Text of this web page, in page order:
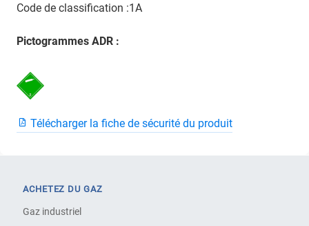
Code de classification :1A
Pictogrammes ADR :
Télécharger la fiche de sécurité du produit
ACHETEZ DU GAZ
Gaz industriel